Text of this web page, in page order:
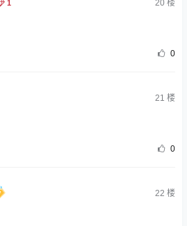
1 20楼
0
21 楼
0
22 楼